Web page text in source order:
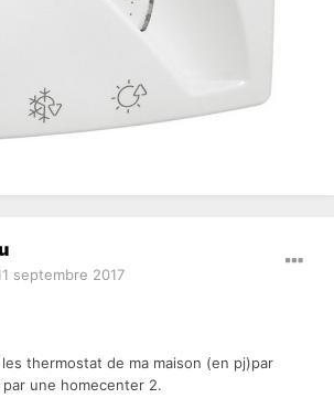
septembre 2017
thermostat de ma maison (en pj)par
une homecenter 2.